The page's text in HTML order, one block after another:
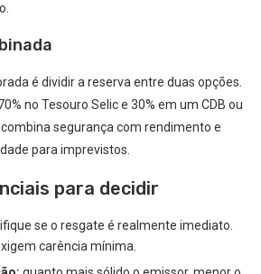
é dividir a reserva entre duas opções.
no Tesouro Selic e 30% em um CDB ou
segurança com rendimento e
para imprevistos.
para decidir
se o resgate é realmente imediato.
carência mínima.